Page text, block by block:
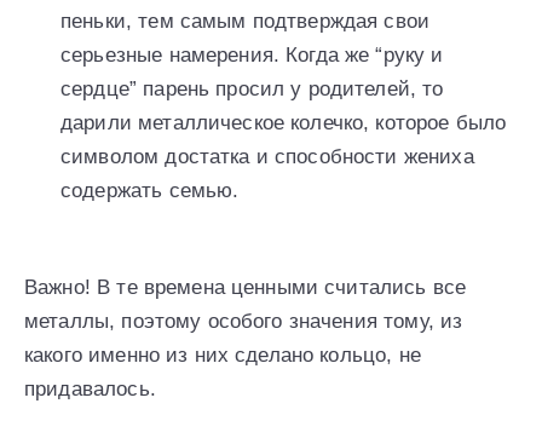
пеньки, тем самым подтверждая свои
серьезные намерения. Когда же “руку и
сердце” парень просил у родителей, то
дарили металлическое колечко, которое было
символом достатка и способности жениха
содержать семью.
Важно! В те времена ценными считались все
металлы, поэтому особого значения тому, из
какого именно из них сделано кольцо, не
придавалось.